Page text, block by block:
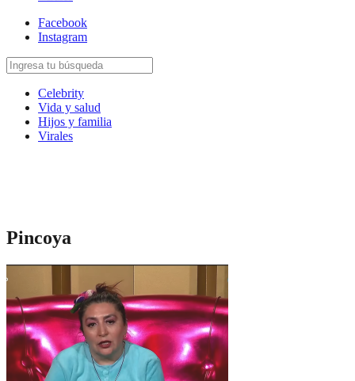
Facebook
Instagram
Celebrity
Vida y salud
Hijos y familia
Virales
Pincoya